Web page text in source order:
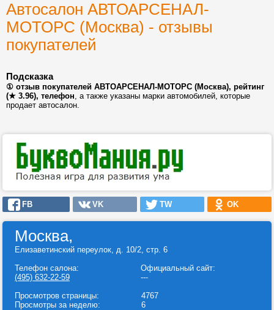
Автосалон АВТОАРСЕНАЛ-
МОТОРС (Москва) - отзывы
покупателей
Подсказка
① отзыв покупателей АВТОАРСЕНАЛ-МОТОРС (Москва), рейтинг
(★ 3.96), телефон, а также указаны марки автомобилей, которые
продает автосалон.
FB VK TW OK
Москва,
Елизаветинский переулок, д. 10/2, стр. 6
Телефон салона:
(495) 632-22-59
Официальный сайт:
---
Просмотров страницы:
Просмотры за неделю:
4767
6